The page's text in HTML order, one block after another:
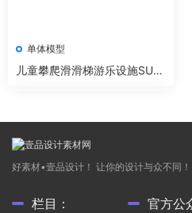
单体模型
儿童攀爬滑滑梯游乐设施SU模
好素材•壹品设计！ 让你的设计与众不同！
栏目： 官方公